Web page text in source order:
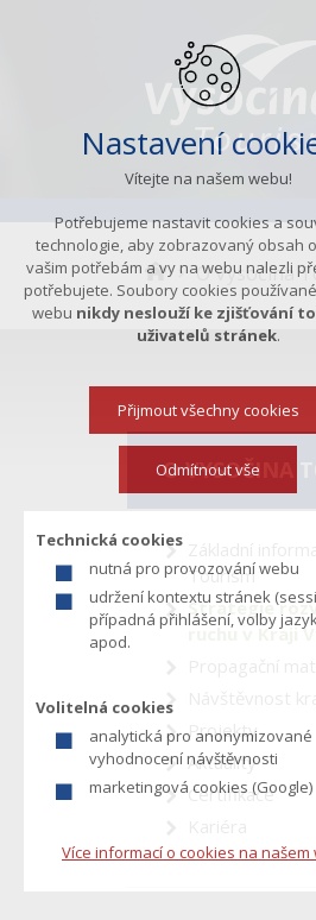
K
d
e
e
n
a
h
á
í
t
O Vysočina
O VYSOČINA
Základní
Tourism
Strategie
ruchu v Kraji
Projekty
Aktuality
Certifikace
Nastavení
Vítejte na našem webu!
Potřebujeme nastavit cookies a
technologie, aby zobrazovaný obsah
vašim potřebám a vy na webu nalezli
potřebujete. Soubory cookies
webu nikdy neslouží ke zjišťování
uživatelů stránek.
Technická cookies
nutná pro provozování webu
udržení kontextu stránek
případná přihlášení, volby
apod.
Volitelná cookies
analytická pro anonymizované
vyhodnocení návštěvnosti
marketingová cookies (Google)
Více informací o cookies na našem
Přijmout všechny cookies
Odmítnout vše